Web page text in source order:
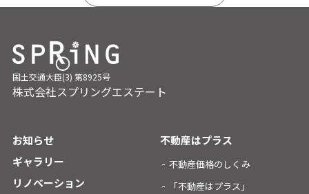
国土交通大臣(3) 第8925号
株式会社スプリングエステート
お知らせ
ギャラリー
リノベーション
不動産はプラス
不動産価格のしくみ
「不動産はプラス」